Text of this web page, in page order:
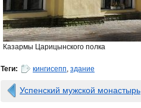
Казармы Царицынского полка
Теги: кингисепп, здание
Успенский мужской монастырь